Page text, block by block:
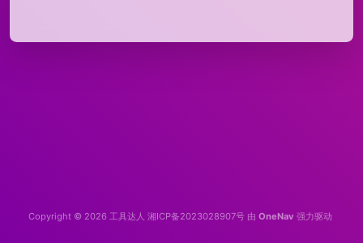
Copyright © 2026 工具达人 湘ICP备2023028907号 由 OneNav 强力驱动